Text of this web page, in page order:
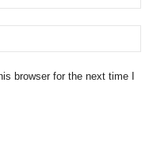
browser for the next time I